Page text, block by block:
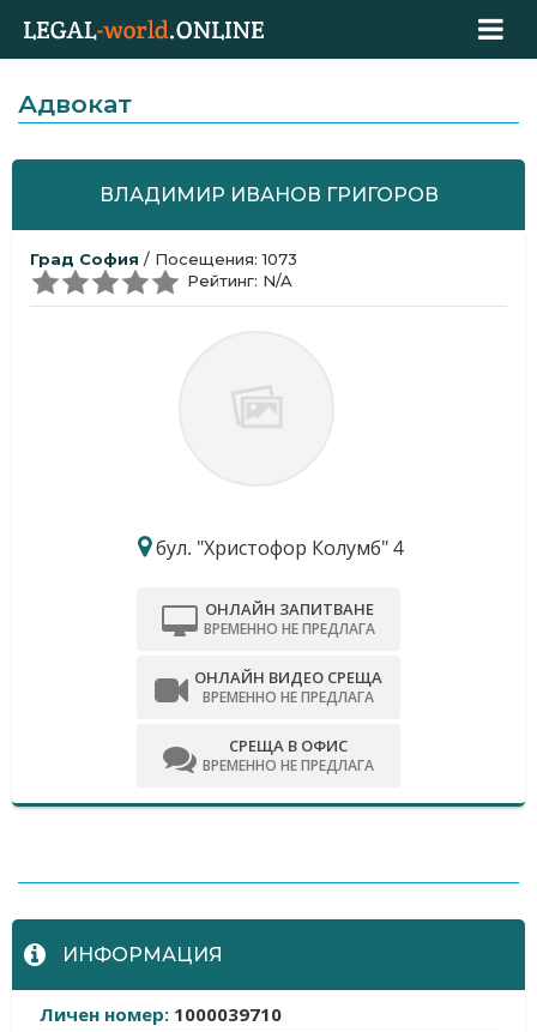
Адвокат
ВЛАДИМИР ИВАНОВ ГРИГОРОВ
Град София / Посещения: 1073
Рейтинг: N/A
бул. "Христофор Колумб" 4
ОНЛАЙН ЗАПИТВАНЕ
ВРЕМЕННО НЕ ПРЕДЛАГА
ОНЛАЙН ВИДЕО СРЕЩА
ВРЕМЕННО НЕ ПРЕДЛАГА
СРЕЩА В ОФИС
ВРЕМЕННО НЕ ПРЕДЛАГА
ИНФОРМАЦИЯ
Личен номер: 1000039710